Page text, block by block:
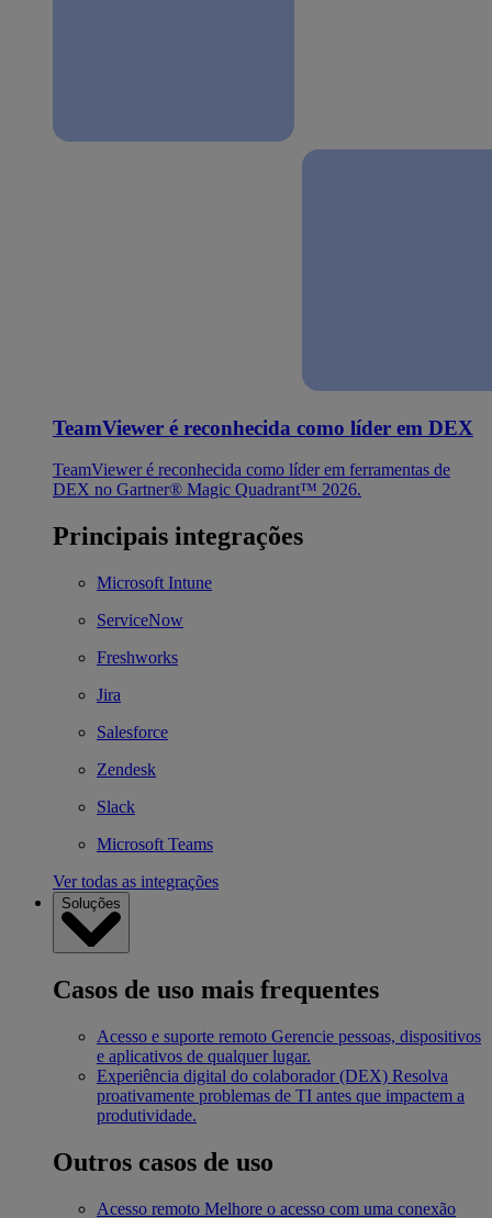
TeamViewer é reconhecida como líder em DEX
TeamViewer é reconhecida como líder em ferramentas de
DEX no Gartner® Magic Quadrant™ 2026.
Principais integrações
Microsoft Intune
ServiceNow
Freshworks
Jira
Salesforce
Zendesk
Slack
Microsoft Teams
Ver todas as integrações
Soluções
Casos de uso mais frequentes
Acesso e suporte remoto Gerencie pessoas, dispositivos
e aplicativos de qualquer lugar.
Experiência digital do colaborador (DEX) Resolva
proativamente problemas de TI antes que impactem a
produtividade.
Outros casos de uso
Acesso remoto Melhore o acesso com uma conexão